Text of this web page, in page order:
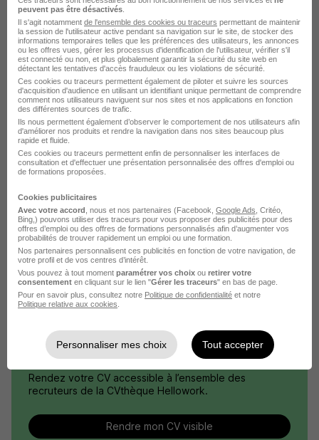
Strasbourg - 67
Temps partiel
492,22 - 1 823,03 € / mois
Cette offre n’est plus disponible depuis le 07/07/26
Élargissez votre recherche chezAltrad Endelou à
Strasbourg
Entreprise Altrad Endel
Emploi Strasbourg
Entreprise Strasbourg
DÉPOSEZ VOTRE CV
Rendez votre CV accessible à l’ensemble des
recruteurs de la CVthèque Hellowork.
Rendre mon CV visible
peuvent pas être désactivés
Il s'agit notamment de l'ensemble des cookies ou traceurs permettant de maintenir
la session de l'utilisateur active pendant sa navigation sur le site, de stocker des
informations temporaires telles que les préférences des utilisateurs, les annonces
ou les offres vues, gérer les processus d'identification de l'utilisateur, vérifier s'il
est connecté ou non, et plus globalement garantir la sécurité du site web en
détectant les tentatives d'accès frauduleux ou les violations de sécurité.
Ces cookies ou traceurs permettent également de piloter et suivre les sources
d'acquisition d'audience en utilisant un identifiant unique permettant de comprendre
comment nos utilisateurs naviguent sur nos sites et nos applications en fonction
des différentes sources de trafic.
Ils nous permettent également d’observer le comportement de nos utilisateurs afin
d'améliorer nos produits et rendre la navigation dans nos sites beaucoup plus
rapide et fluide.
Ces cookies ou traceurs permettent enfin de personnaliser les interfaces de
consultation et d'effectuer une présentation personnalisée des offres d'emploi ou
de formations proposées.
Cookies publicitaires
Avec votre accord , nous et nos partenaires (Facebook, Google Ads , Critéo,
Bing,) pouvons utiliser des traceurs pour vous proposer des publicités pour des
offres d’emploi ou des offres de formations personnalisés afin d’augmenter vos
probabilités de trouver rapidement un emploi ou une formation.
Nos partenaires personnalisent ces publicités en fonction de votre navigation, de
votre profil et de vos centres d’intérêt.
Vous pouvez à tout moment paramétrer vos choix ou retirer votre
consentement en cliquant sur le lien "Gérer les traceurs" en bas de page.
Pour en savoir plus, consultez notre Politique de confidentialité et notre
Politique relative aux cookies
Personnaliser mes choix Tout accepter